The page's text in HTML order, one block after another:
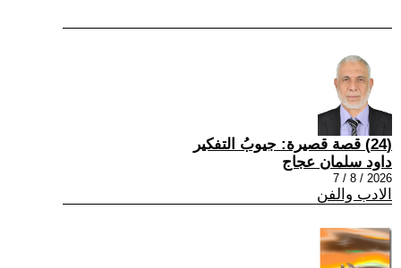
(24) قصة قصيرة: جيوبُ التفكير
داود سلمان عجاج
2026 / 8 / 7
الادب والفن